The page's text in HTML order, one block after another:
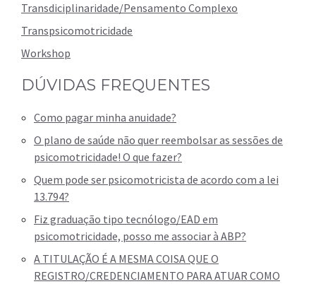
Transdiciplinaridade/Pensamento Complexo
Transpsicomotricidade
Workshop
DÚVIDAS FREQUENTES
Como pagar minha anuidade?
O plano de saúde não quer reembolsar as sessões de
psicomotricidade! O que fazer?
Quem pode ser psicomotricista de acordo com a lei
13.794?
Fiz graduação tipo tecnólogo/EAD em
psicomotricidade, posso me associar à ABP?
A TITULAÇÃO É A MESMA COISA QUE O
REGISTRO/CREDENCIAMENTO PARA ATUAR COMO